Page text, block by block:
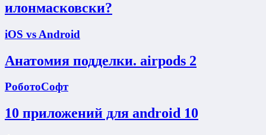
илонмасковски?
iOS vs Android
Анатомия подделки. airpods 2
РоботоСофт
10 приложений для android 10